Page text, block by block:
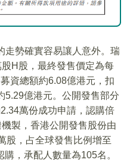
走勢確實容易讓人意外。瑞
H股，最終發售價定為每
資總額約6.08億港元，扣
5.29億港元。公開發售部分
萬份成功申請，認購倍
製，香港公開發售股份由
股，占全球發售比例增至
，承配人數量為105名。